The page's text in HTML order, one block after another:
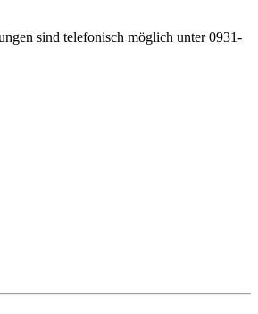
sind telefonisch möglich unter 0931-